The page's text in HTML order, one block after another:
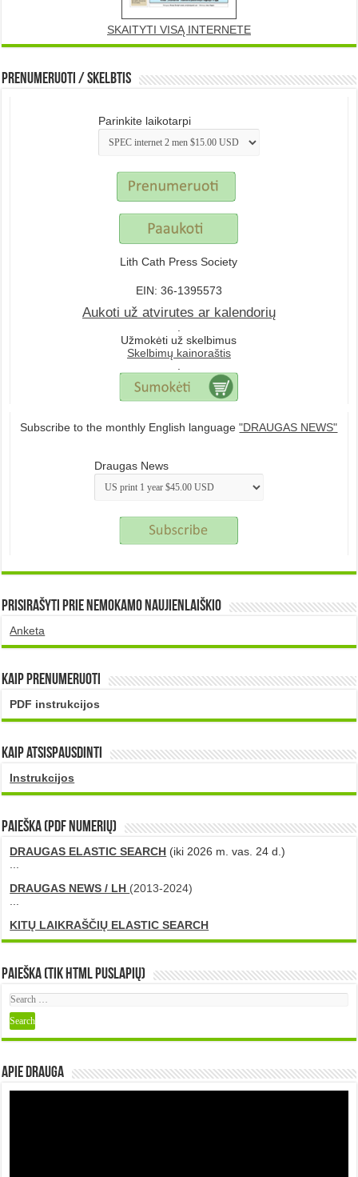
SKAITYTI VISĄ INTERNETE
Prenumeruoti / Skelbtis
Parinkite laikotarpi
Lith Cath Press Society
EIN: 36-1395573
Aukoti už atvirutes ar kalendorių
.
Užmokėti už skelbimus
Skelbimų kainoraštis
.
Subscribe to the monthly English language"DRAUGAS NEWS"
Draugas News
Prisirašyti prie nemokamo naujienlaiškio
Anketa
Kaip prenumeruoti
PDF instrukcijos
Kaip atsispausdinti
Instrukcijos
PAIEŠKA (PDF numerių)
DRAUGAS ELASTIC SEARCH (iki 2026 m. vas. 24 d.)
...
DRAUGAS NEWS / LH (2013-2024)
...
KITŲ LAIKRAŠČIŲ ELASTIC SEARCH
Paieška (tik HTML puslapių)
Apie DRAUGA